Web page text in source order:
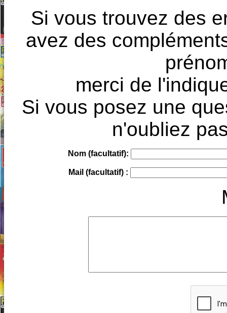
Si vous trouvez des
avez des
merci de
Si vous posez une
n'oubliez
Nom (facultatif):
Mail (facultatif) :